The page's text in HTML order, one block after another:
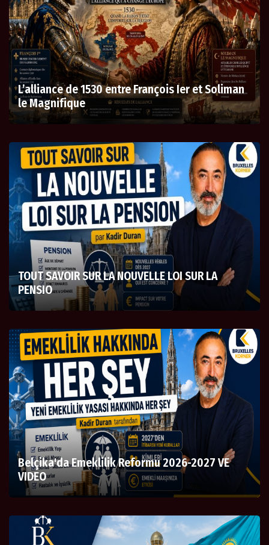
L’alliance de 1530 entre François Ier et Soliman
le Magnifique
TOUT SAVOIR SUR LA NOUVELLE LOI SUR LA
PENSIO
Belçika'da Emeklilik Reformu 2026-2027 VE
VIDEO